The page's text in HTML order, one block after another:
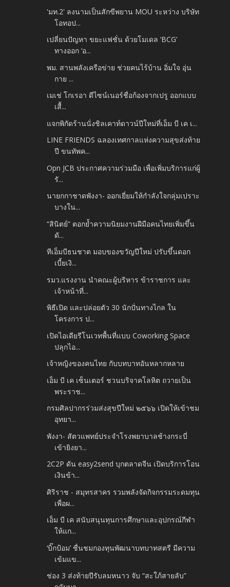
'มท.2' ลงนามเป็นสักขีพยาน MOU ระหว่าง บริษัท
โอทอป...
เปลี่ยนปัญหา ขยะแฟชั่น ด้วยโมเดล ‘BCG’
ทางออก ‘อ...
พม. สานพลังเครือข่าย ช่วยคนไร้บ้าน อิ่มใจ อุ่น
กาย ...
เมเช่ โกเรอา ดีไซน์เนอร์ชื่อก้องจากเปรู ออกแบบ
เสื้...
แจกพิกัดร้านนั่งชิลเคาท์ดาวน์ปีใหม่ที่เอ็ม บี เค เ...
LINE FRIENDS ฉลองเทศกาลแห่งความสุขส่งท้าย
ปี ขนทัพค...
Opn JCB ประกาศความร่วมมือ เพื่อเพิ่มบริการแก่ผู้
รั...
นายกกาชาดพังงา- ออกเยี่ยมให้กำลังใจกลุ่มเปราะ
บางใน...
“สินิตย์” ตอกย้ำความนิยมงานฝีมือคนไทยเพิ่มขึ้น
ดั...
ทีเอ็มบีธนชาต มอบของขวัญปีใหม่ ปรับขึ้นดอก
เบี้ยเงิ...
รมว.แรงงาน นำคณะผู้บริหาร ข้าราชการ และ
เจ้าหน้าที่...
พิธีเปิด และปล่อยตัว 30 นักปั่นทางไกล ใน
โครงการ ป...
เปิดไอเดียรีโนเวทพื้นที่แบบ Coworking Space
ปลุกไอ...
เจ้าหญิงของคนไทย กับบทบาทอันหลากหลาย
เอ็ม บี เค เซ็นเตอร์ ชวนบริจาคโลหิต ถวายเป็น
พระราช...
กรมศิลปากรร่วมส่งสุขปีใหม่ ๒๕๖๖ เปิดให้เข้าชม
อุทยา...
พังงา- สัตวแพทย์ประจำโรงพยาบาลช้างกระบี่
เข้ายิงยา...
2C2P ดัน easy2send บุกตลาดจีน เปิดบริการโอน
เงินข้า...
ศิริราช - สมุทรสาคร รวมพลังจัดกิจกรรมระดมทุน
เพื่อผ...
เอ็ม บี เค สนับสนุนทุนการศึกษาและอุปกรณ์กีฬา
ให้แก...
‘บิ๊กป้อม’ ชื่นชมกองทุนพัฒนาบทบาทสตรี มีความ
เข้มแข...
ช่อง 3 ส่งท้ายปีรับลมหนาว จับ “สะใภ้สายลับ”